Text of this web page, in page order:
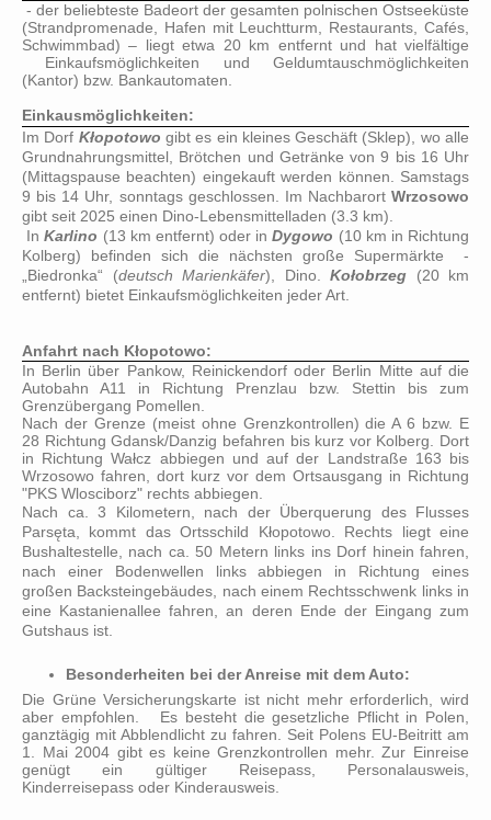
- der beliebteste Badeort der gesamten polnischen Ostseeküste
(Strandpromenade, Hafen mit Leuchtturm, Restaurants, Cafés,
Schwimmbad) – liegt etwa 20 km entfernt und hat vielfältige
Einkaufsmöglichkeiten und Geldumtauschmöglichkeiten
(Kantor) bzw. Bankautomaten.
Einkausmöglichkeiten:
Im Dorf Kłopotowo gibt es ein kleines Geschäft (Sklep), wo alle
Grundnahrungsmittel, Brötchen und Getränke von 9 bis 16 Uhr
(Mittagspause beachten) eingekauft werden können. Samstags
9 bis 14 Uhr, sonntags geschlossen. Im Nachbarort Wrzosowo
gibt seit 2025 einen Dino-Lebensmittelladen (3.3 km).
InKarlino (13 km entfernt) oder inDygowo (10 km in Richtung
Kolberg) befinden sich die nächsten große Supermärkte -
„Biedronka“ (deutsch Marienkäfer), Dino. Kołobrzeg (20 km
entfernt) bietet Einkaufsmöglichkeiten jeder Art.
Anfahrt nach Kłopotowo:
In Berlin über Pankow, Reinickendorf oder Berlin Mitte auf die
Autobahn A11 in Richtung Prenzlau bzw. Stettin bis zum
Grenzübergang Pomellen.
Nach der Grenze (meist ohne Grenzkontrollen) die A 6 bzw. E
28 Richtung Gdansk/Danzig befahren bis kurz vor Kolberg. Dort
in RichtungWałcz abbiegen und auf der Landstraße 163 bis
Wrzosowo fahren, dort kurz vor dem Ortsausgang in Richtung
"PKS Wlosciborz" rechts abbiegen.
Nach ca. 3 Kilometern, nach der Überquerung des Flusses
Parsęta, kommt das Ortsschild Kłopotowo. Rechts liegt eine
Bushaltestelle, nach ca. 50 Metern links ins Dorf hinein fahren,
nach einer Bodenwellen links abbiegen in Richtung eines
großen Backsteingebäudes, nach einem Rechtsschwenk links in
eine Kastanienallee fahren, an deren Ende der Eingang zum
Gutshaus ist.
Besonderheiten bei der Anreise mit dem Auto:
Die Grüne Versicherungskarte ist nicht mehr erforderlich, wird
aber empfohlen. Es besteht die gesetzliche Pflicht in Polen,
ganztägig mit Abblendlicht zu fahren. Seit Polens EU-Beitritt am
1. Mai 2004 gibt es keine Grenzkontrollen mehr. Zur Einreise
genügt ein gültiger Reisepass, Personalausweis,
Kinderreisepass oder Kinderausweis.